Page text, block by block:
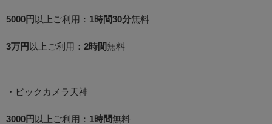
5000円 以上ご利用： 1時間30分無料
3万円 以上ご利用： 2時間無料
・ビックカメラ天神
3000円 以上ご利用： 1時間無料